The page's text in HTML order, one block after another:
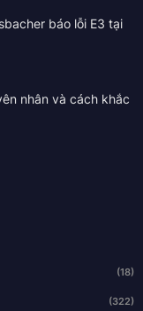
báo lỗi E3 tại
nhân và cách khắc
(18)
(322)